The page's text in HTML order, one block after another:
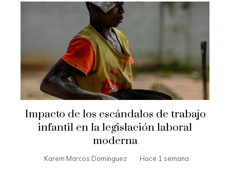
Impacto de los escándalos de trabajo
infantil en la legislación laboral
moderna
Karem Marcos Domínguez Hace 1 semana